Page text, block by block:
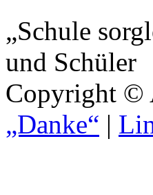
„Schule
und Schüler
Copyright ©
„Danke“ |